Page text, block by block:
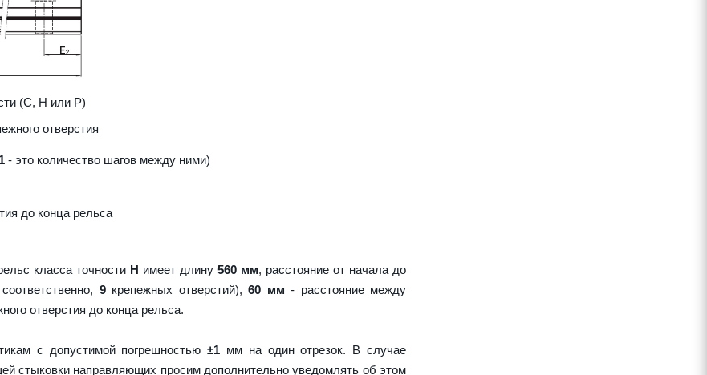
(С, H или Р)
отверстия
- это количество шагов между ними)
до конца рельса
класса точности H имеет длину 560 мм, расстояние от начала до
9крепежных отверстий), 60 мм - расстояние между
отверстия до конца рельса.
с допустимой погрешностью±1 мм на один отрезок. В случае
стыковки направляющих просим дополнительно уведомлять об этом